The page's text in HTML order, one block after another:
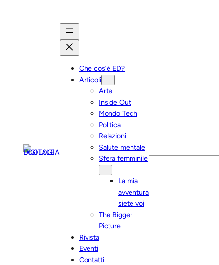
Che cos’è ED?
Articoli
Arte
Inside Out
Mondo Tech
Politica
Relazioni
Salute mentale
Sfera femminile
La mia
avventura
siete voi
The Bigger
Picture
Rivista
Eventi
Contatti